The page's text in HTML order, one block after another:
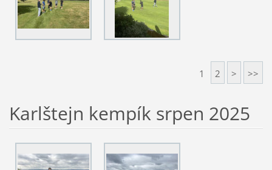
1 2 > >>
Karlštejn kempík srpen 2025